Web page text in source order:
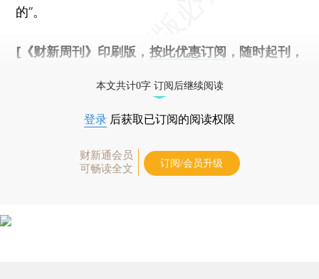
的”。
[《财新周刊》印刷版， 按此优惠订阅 ，随时起刊，
本文共计0字 订阅后继续阅读
登录 后获取已订阅的阅读权限
财新通会员
可畅读全文
订阅/会员升级